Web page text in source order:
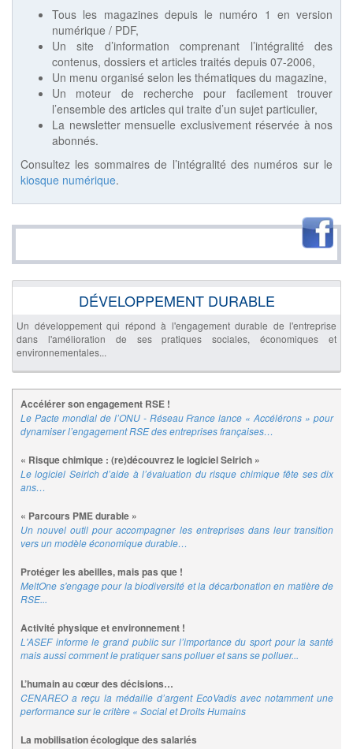
Tous les magazines depuis le numéro 1 en version
numérique / PDF,
Un site d’information comprenant l’intégralité des
contenus, dossiers et articles traités depuis 07-2006,
Un menu organisé selon les thématiques du magazine,
Un moteur de recherche pour facilement trouver
l’ensemble des articles qui traite d’un sujet particulier,
La newsletter mensuelle exclusivement réservée à nos
abonnés.
Consultez les sommaires de l’intégralité des numéros sur le
kiosque numérique.
DÉVELOPPEMENT DURABLE
Un développement qui répond à l'engagement durable de l'entreprise
dans l'amélioration de ses pratiques sociales, économiques et
environnementales...
Accélérer son engagement RSE !
Le Pacte mondial de l’ONU - Réseau France lance « Accélérons » pour
dynamiser l’engagement RSE des entreprises françaises…
« Risque chimique : (re)découvrez le logiciel Seirich »
Le logiciel Seirich d’aide à l’évaluation du risque chimique fête ses dix
ans…
« Parcours PME durable »
Un nouvel outil pour accompagner les entreprises dans leur transition
vers un modèle économique durable…
Protéger les abeilles, mais pas que !
MeltOne s'engage pour la biodiversité et la décarbonation en matière de
RSE...
Activité physique et environnement !
L'ASEF informe le grand public sur l’importance du sport pour la santé
mais aussi comment le pratiquer sans polluer et sans se polluer...
L’humain au cœur des décisions…
CENAREO a reçu la médaille d’argent EcoVadis avec notamment une
performance sur le critère « Social et Droits Humains
La mobilisation écologique des salariés